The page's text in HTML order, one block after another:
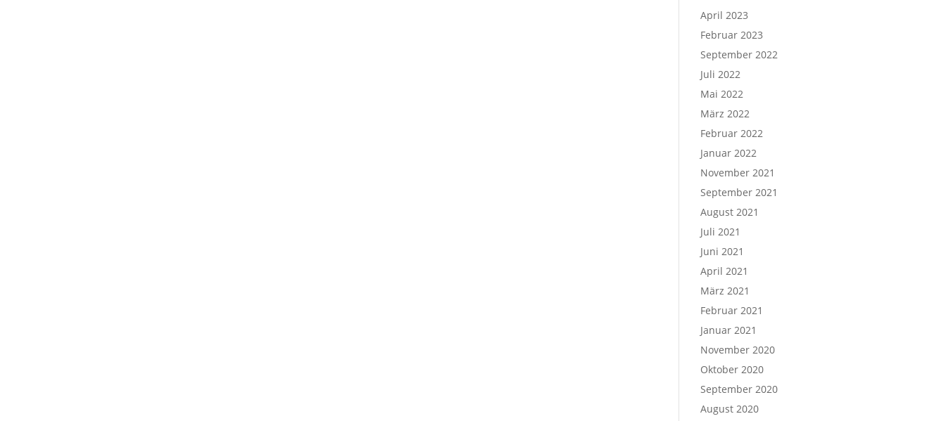
April 2023
Februar 2023
September 2022
Juli 2022
Mai 2022
März 2022
Februar 2022
Januar 2022
November 2021
September 2021
August 2021
Juli 2021
Juni 2021
April 2021
März 2021
Februar 2021
Januar 2021
November 2020
Oktober 2020
September 2020
August 2020